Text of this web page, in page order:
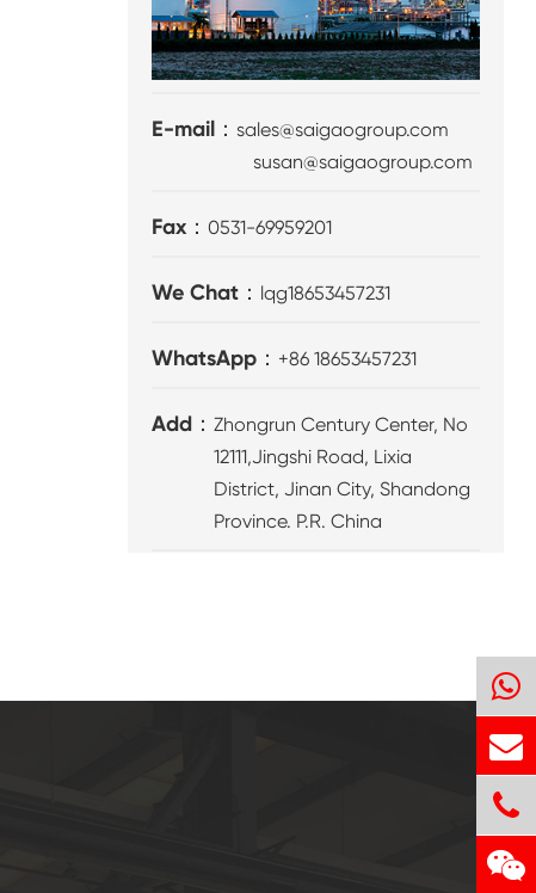
E-mail：sales@saigaogroup.com
susan@saigaogroup.com
Fax：0531-69959201
We Chat： lqg18653457231
WhatsApp： +86 18653457231
Add：Zhongrun Century Center, No
12111,Jingshi Road, Lixia
District, Jinan City, Shandong
Province. P.R. China